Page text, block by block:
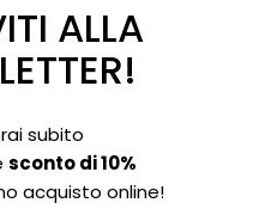
Informativa Cookies
ALLA
subito
sconto di 10%
acquisto online!